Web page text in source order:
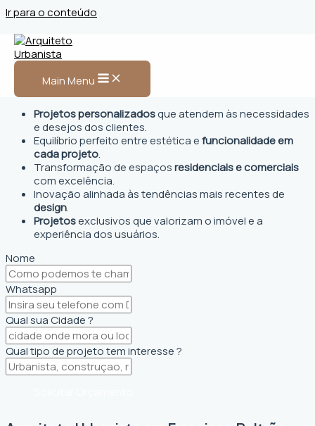
Ir para o conteúdo
Main Menu
Arquiteto Urbanista em
Francisco Beltrão
Projetos personalizadosque atendem às necessidades
e desejos dos clientes.
Equilíbrio perfeito entre estética efuncionalidade em
cada projeto.
Transformação de espaçosresidenciais e comerciais
com excelência.
Inovação alinhada às tendências mais recentes de
design.
Projetosexclusivos que valorizam o imóvel e a
experiência dos usuários.
Nome
Whatsapp
Qual sua Cidade ?
Qual tipo de projeto tem interesse ?